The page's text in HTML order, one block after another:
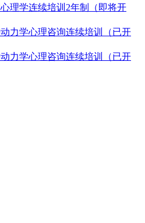
心理学连续培训2年制（即将开
动力学心理咨询连续培训（已开
动力学心理咨询连续培训（已开